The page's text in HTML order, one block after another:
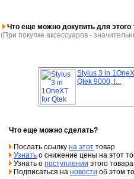
Что еще можно докупить для этого
(При покупке аксессуаров -
Stylus 3 in
Qtek 9000, I...
Что еще можно сделать?
Послать ссылку на этот товар
Узнать о снижение цены на этот
Узнать о поступлении этого
Подписаться на новости об этом